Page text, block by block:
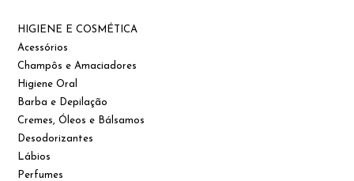
HIGIENE E COSMÉTICA
Acessórios
Champôs e Amaciadores
Higiene Oral
Barba e Depilação
Cremes, Óleos e Bálsamos
Desodorizantes
Lábios
Perfumes